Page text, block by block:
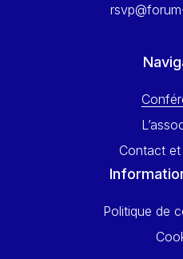
Yves FRANCHET
Contact
Politique de